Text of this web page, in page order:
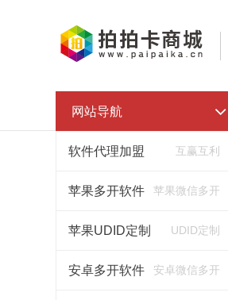
网站导航
软件代理加盟 互赢互利
苹果多开软件 苹果微信多开
苹果UDID定制 UDID定制
安卓多开软件 安卓微信多开